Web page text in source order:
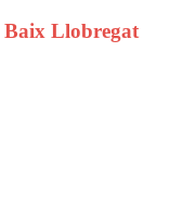
Baix Llobregat